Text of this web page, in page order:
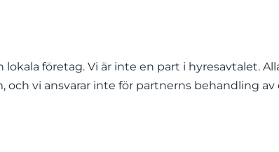
företag. Vi är inte en part i hyresavtalet.
vi ansvarar inte för partnerns behandling av